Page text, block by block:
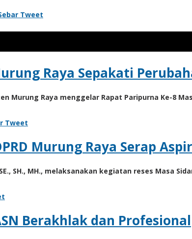
Tweet
Raya Sepakati
Murung Raya menggelar Rapat Paripurna Ke-8
Tweet
Murung Raya Serap
SH., MH., melaksanakan kegiatan reses Masa
Berakhlak dan Profesional